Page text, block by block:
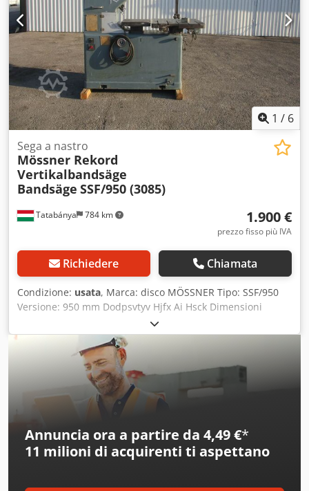
1 / 6
Tatabánya 784 km
Sega a nastro
Mössner Rekord
Vertikalbandsäge
Bandsäge SSF/950 (3085)
1.900 €
prezzo fisso più IVA
Richiedere Chiamata
Condizione: usata, Marca: disco MÖSSNER Tipo: SSF/950
Versione: 950 mm Dodpsvtyv Hjfx Ai Hsck Dimensioni
Annuncia ora a partire da 4,49 €*
11 milioni di acquirenti ti aspettano